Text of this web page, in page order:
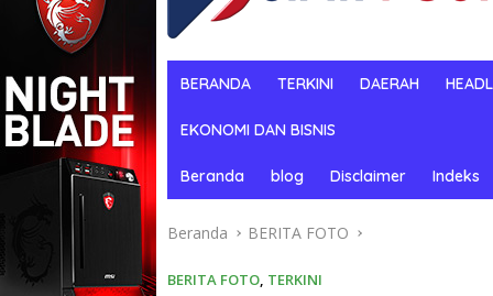
BERANDA TERKINI DAERAH
EKONOMI DAN BISNIS
Beranda blog Disclaimer Indeks
Beranda BERITA FOTO
BERITA FOTO, TERKINI